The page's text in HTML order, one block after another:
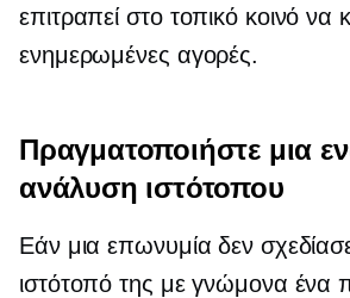
επιτραπεί στο τοπικό κοινό να
ενημερωμένες αγορές.
Πραγματοποιήστε μια
ανάλυση ιστότοπου
Εάν μια επωνυμία δεν
ιστότοπό της με γνώμονα ένα